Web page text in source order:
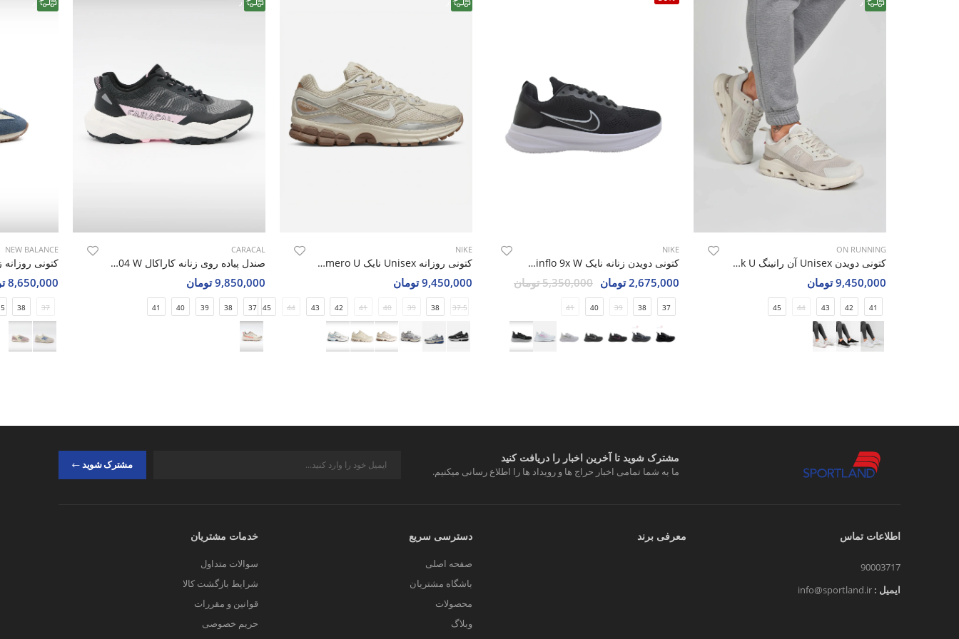
ON RUNNING
کتونی دویدن Unisex آن رانینگ Cloud Peak U
9,450,000 تومان
41
42
43
44
45
NIKE
کتونی دویدن زنانه نایک Nike Zoom Winflo 9x W
2,675,000 تومان 5,350,000 تومان
37
38
39
40
41
NIKE
کتونی روزانه Unisex نایک Nike Nike Vomero U
9,450,000 تومان
37.5
38
39
40
41
42
43
44
45
CARACAL
صندل پیاده روی زنانه کاراکال Caracal Caracal 4604 W
9,850,000 تومان
37
38
39
40
41
NEW BALANCE
8,650,000 تومان
37
38
مشترک شوید تا آخرین اخبار را دریافت کنید
ما به شما تمامی اخبار حراج ها و رویداد ها را اطلاع رسانی میکنیم.
مشترک شوید
اطلاعات تماس
90003717
ایمیل : info@sportland.ir
معرفی برند دسترسی سریع
صفحه اصلی
باشگاه مشتریان
محصولات
وبلاگ
خدمات مشتریان
سوالات متداول
شرایط بازگشت کالا
قوانین و مقررات
حریم خصوصی